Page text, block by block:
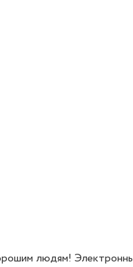
людям!